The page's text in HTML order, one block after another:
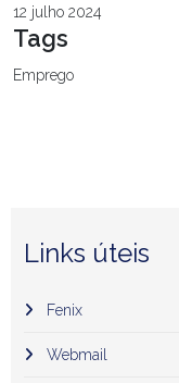
12 julho 2024
Tags
Emprego
Links úteis
Fenix
Webmail